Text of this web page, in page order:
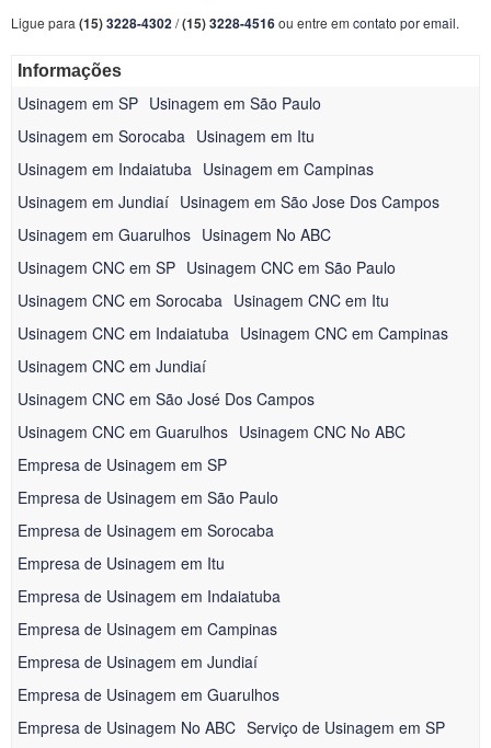
Ligue para (15)3228-4302/(15)3228-4516ou entre em contato por email.
Informações
Usinagem em SP Usinagem em São Paulo
Usinagem em Sorocaba Usinagem em Itu
Usinagem em Indaiatuba Usinagem em Campinas
Usinagem em Jundiaí Usinagem em São Jose Dos Campos
Usinagem em Guarulhos Usinagem No ABC
Usinagem CNC em SP Usinagem CNC em São Paulo
Usinagem CNC em Sorocaba Usinagem CNC em Itu
Usinagem CNC em Indaiatuba Usinagem CNC em Campinas
Usinagem CNC em Jundiaí
Usinagem CNC em São José Dos Campos
Usinagem CNC em Guarulhos Usinagem CNC No ABC
Empresa de Usinagem em SP
Empresa de Usinagem em São Paulo
Empresa de Usinagem em Sorocaba
Empresa de Usinagem em Itu
Empresa de Usinagem em Indaiatuba
Empresa de Usinagem em Campinas
Empresa de Usinagem em Jundiaí
Empresa de Usinagem em Guarulhos
Empresa de Usinagem No ABC Serviço de Usinagem em SP